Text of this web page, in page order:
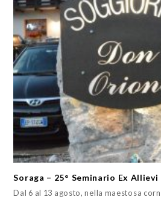
Soraga – 25° Seminario Ex Allievi
Dal 6 al 13 agosto, nella maestosa